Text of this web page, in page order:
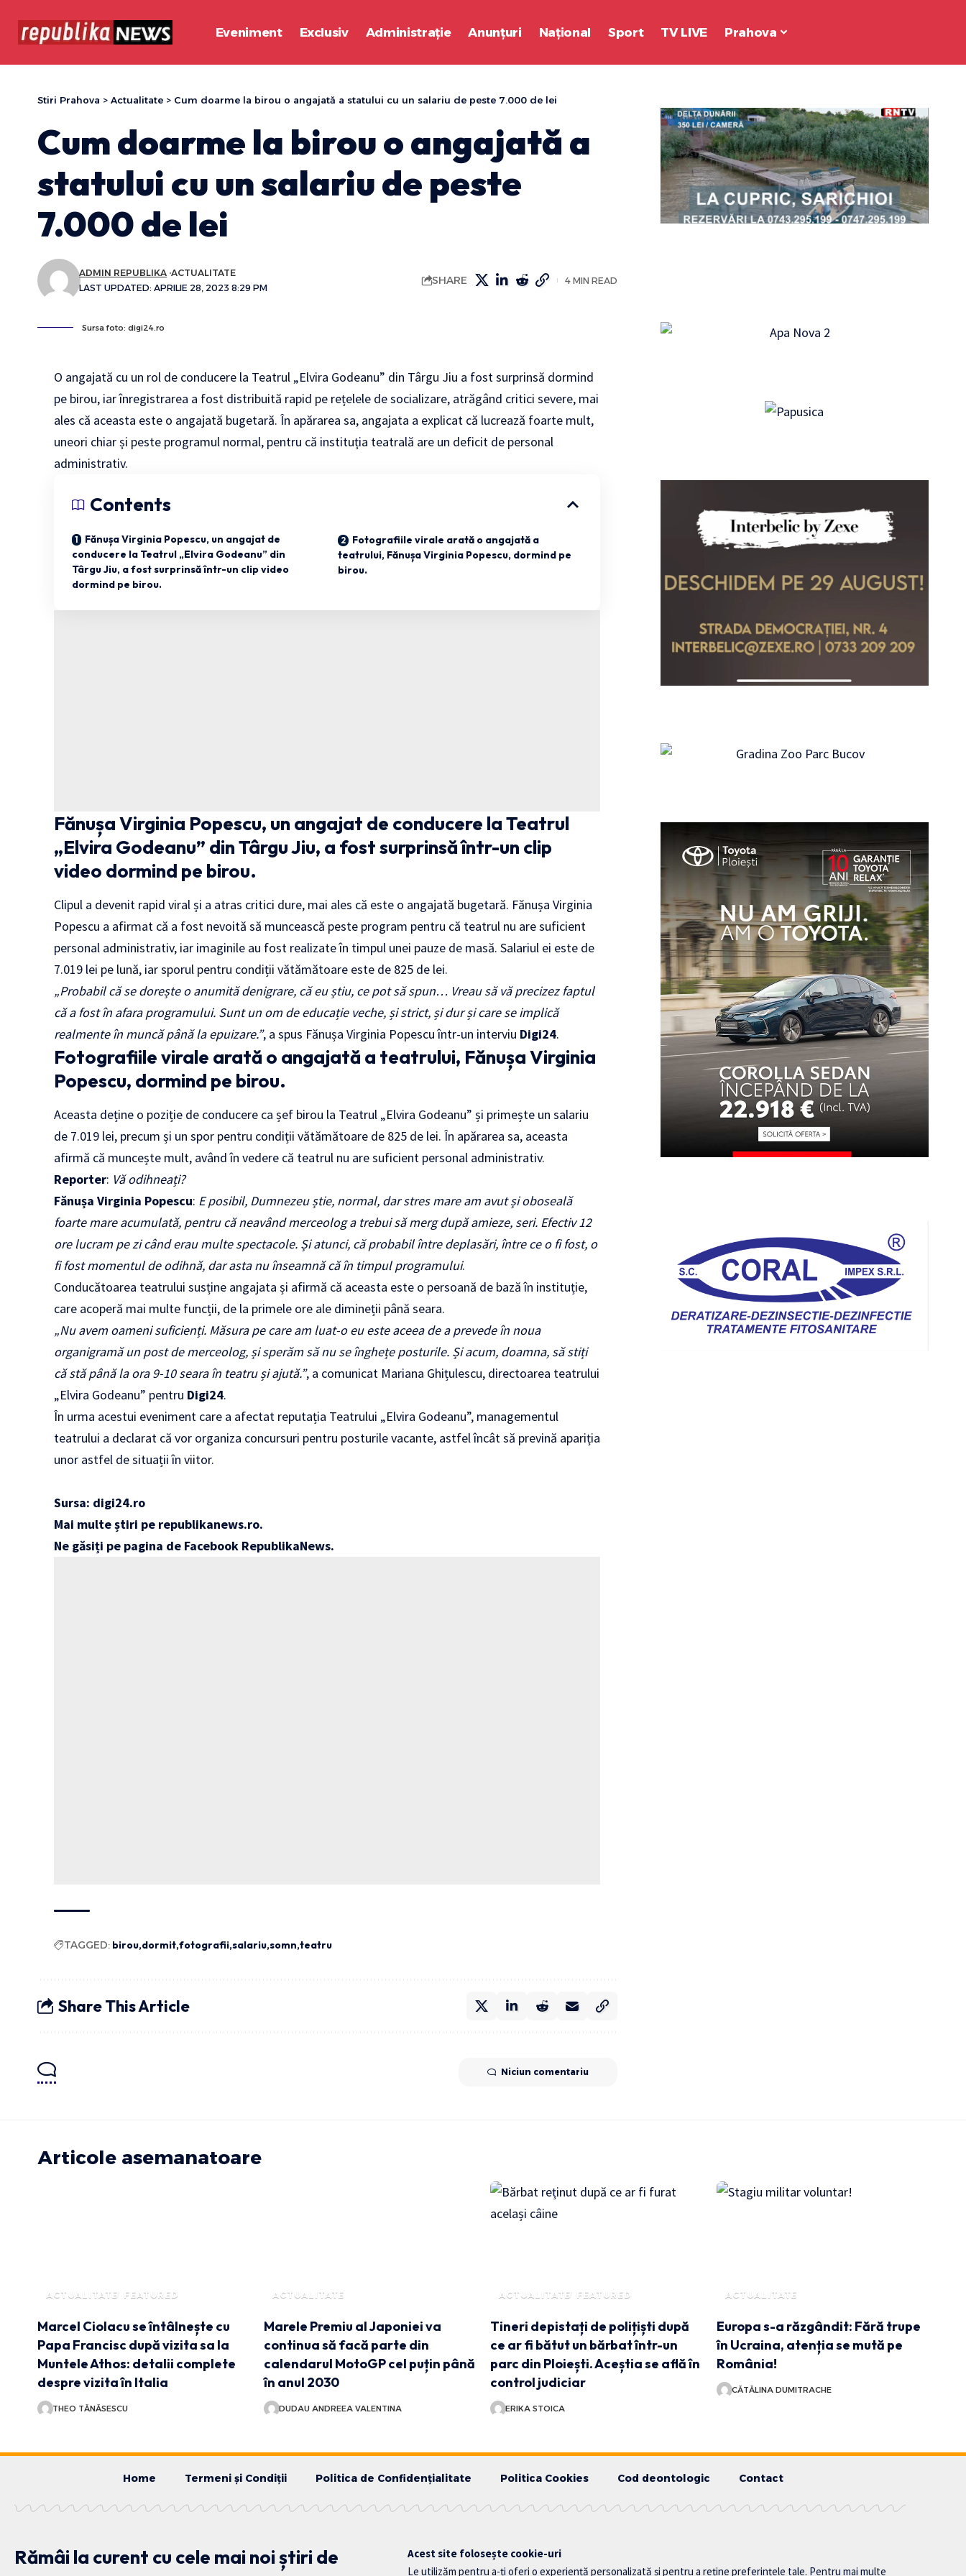
Eveniment Exclusiv Administrație Anunțuri Național Sport TV LIVE Prahova
Stiri Prahova > Actualitate > Cum doarme la birou o angajată a statului cu un salariu de peste 7.000 de lei
Cum doarme la birou o angajată a
statului cu un salariu de peste
7.000 de lei
LAST UPDATED: APRILIE 28, 2023 8:29 PM
ADMIN REPUBLIKA ACTUALITATE
SHARE 4 MIN READ
Sursa foto: digi24.ro
O angajată cu un rol de conducere la Teatrul „Elvira Godeanu” din Târgu Jiu a fost surprinsă dormind
pe birou, iar înregistrarea a fost distribuită rapid pe rețelele de socializare, atrăgând critici severe, mai
ales că aceasta este o angajată bugetară. În apărarea sa, angajata a explicat că lucrează foarte mult,
uneori chiar și peste programul normal, pentru că instituția teatrală are un deficit de personal
administrativ.
Contents
Fănușa Virginia Popescu, un angajat de
conducere la Teatrul „Elvira Godeanu” din
Târgu Jiu, a fost surprinsă într-un clip video
dormind pe birou.
Fotografiile virale arată o angajată a
teatrului, Fănușa Virginia Popescu, dormind pe
birou.
Fănușa Virginia Popescu, un angajat de conducere la Teatrul
„Elvira Godeanu” din Târgu Jiu, a fost surprinsă într-un clip
video dormind pe birou.
Clipul a devenit rapid viral și a atras critici dure, mai ales că este o angajată bugetară. Fănușa Virginia
Popescu a afirmat că a fost nevoită să muncească peste program pentru că teatrul nu are suficient
personal administrativ, iar imaginile au fost realizate în timpul unei pauze de masă. Salariul ei este de
7.019 lei pe lună, iar sporul pentru condiții vătămătoare este de 825 de lei.
„Probabil că se dorește o anumită denigrare, că eu știu, ce pot să spun… Vreau să vă precizez faptul
că a fost în afara programului. Sunt un om de educație veche, și strict, și dur și care se implică
realmente în muncă până la epuizare.”, a spus Fănușa Virginia Popescu într-un interviu Digi24.
Fotografiile virale arată o angajată a teatrului, Fănușa Virginia
Popescu, dormind pe birou.
Aceasta deține o poziție de conducere ca șef birou la Teatrul „Elvira Godeanu” și primește un salariu
de 7.019 lei, precum și un spor pentru condiții vătămătoare de 825 de lei. În apărarea sa, aceasta
afirmă că muncește mult, având în vedere că teatrul nu are suficient personal administrativ.
Reporter: Vă odihneați?
Fănușa Virginia Popescu: E posibil, Dumnezeu știe, normal, dar stres mare am avut și oboseală
foarte mare acumulată, pentru că neavând merceolog a trebui să merg după amieze, seri. Efectiv 12
ore lucram pe zi când erau multe spectacole. Și atunci, că probabil între deplasări, între ce o fi fost, o
fi fost momentul de odihnă, dar asta nu înseamnă că în timpul programului.
Conducătoarea teatrului susține angajata și afirmă că aceasta este o persoană de bază în instituție,
care acoperă mai multe funcții, de la primele ore ale dimineții până seara.
„Nu avem oameni suficienți. Măsura pe care am luat-o eu este aceea de a prevede în noua
organigramă un post de merceolog, și sperăm să nu se înghețe posturile. Și acum, doamna, să stiți
că stă până la ora 9-10 seara în teatru și ajută.”, a comunicat Mariana Ghițulescu, directoarea teatrului
„Elvira Godeanu” pentru Digi24.
În urma acestui eveniment care a afectat reputația Teatrului „Elvira Godeanu”, managementul
teatrului a declarat că vor organiza concursuri pentru posturile vacante, astfel încât să prevină apariția
unor astfel de situații în viitor.
Sursa: digi24.ro
Mai multe știri pe republikanews.ro.
Ne găsiți pe pagina de Facebook RepublikaNews.
TAGGED: birou dormit fotografii salariu somn teatru
Share This Article
Niciun comentariu
Articole asemanatoare
ACTUALITATE FEATURED
Marcel Ciolacu se întâlnește cu
Papa Francisc după vizita sa la
Muntele Athos: detalii complete
despre vizita în Italia
THEO TĂNĂSESCU
ACTUALITATE
Marele Premiu al Japoniei va
continua să facă parte din
calendarul MotoGP cel puțin până
în anul 2030
DUDAU ANDREEA VALENTINA
ACTUALITATE FEATURED
Tineri depistați de polițiști după
ce ar fi bătut un bărbat într-un
parc din Ploiești. Aceștia se află în
control judiciar
ERIKA STOICA
ACTUALITATE
Europa s-a răzgândit: Fără trupe
în Ucraina, atenția se mută pe
România!
CĂTĂLINA DUMITRACHE
Home Termeni și Condiții Politica de Confidențialitate Politica Cookies Cod deontologic Contact
Rămâi la curent cu cele mai noi știri de
Acest site folosește cookie-uri
Le utilizăm pentru a-ți oferi o experiență personalizată și pentru a reține preferințele tale. Pentru mai multe